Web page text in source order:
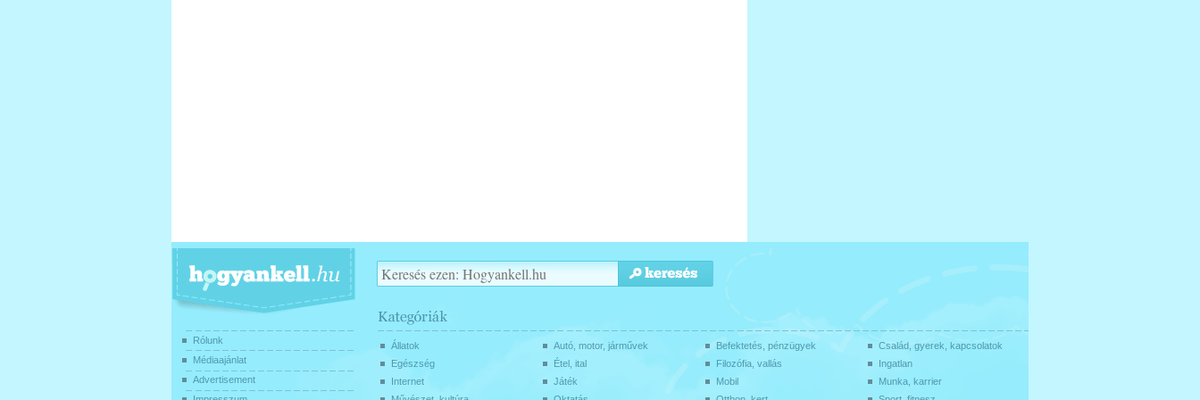
Állatok Autó, motor, járművek Befektetés, pénzügyek
Család, gyerek, kapcsolatok
Egészség
Étel, ital Filozófia, vallás
Ingatlan
Internet
Játék Mobil
Munka, karrier
Rólunk
Médiaajánlat
Advertisement